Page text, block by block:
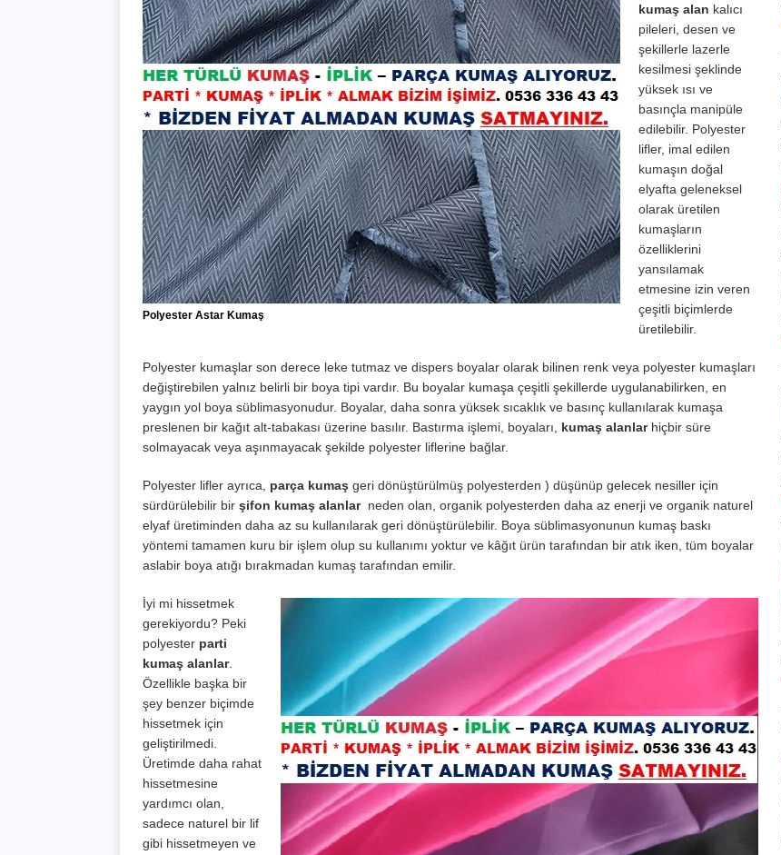
Polyester Astar Kumaş
kumaş alan kalıcı
pileleri, desen ve
şekillerle lazerle
kesilmesi şeklinde
yüksek ısı ve
basınçla manipüle
edilebilir. Polyester
lifler, imal edilen
kumaşın doğal
elyafta geleneksel
olarak üretilen
kumaşların
özelliklerini
yansılamak
etmesine izin veren
çeşitli biçimlerde
üretilebilir.
Polyester kumaşlar son derece leke tutmaz ve dispers boyalar olarak bilinen renk veya polyester kumaşları
değiştirebilen yalnız belirli bir boya tipi vardır. Bu boyalar kumaşa çeşitli şekillerde uygulanabilirken, en
yaygın yol boya süblimasyonudur. Boyalar, daha sonra yüksek sıcaklık ve basınç kullanılarak kumaşa
preslenen bir kağıt alt-tabakası üzerine basılır. Bastırma işlemi, boyaları, kumaş alanlarhiçbir süre
solmayacak veya aşınmayacak şekilde polyester liflerine bağlar.
Polyester lifler ayrıca, parça kumaş geri dönüştürülmüş polyesterden ) düşünüp gelecek nesiller için
sürdürülebilir bir şifon kumaş alanlarneden olan, organik polyesterden daha az enerji ve organik naturel
elyaf üretiminden daha az su kullanılarak geri dönüştürülebilir. Boya süblimasyonunun kumaş baskı
yöntemi tamamen kuru bir işlem olup su kullanımı yoktur ve kâğıt ürün tarafından bir atık iken, tüm boyalar
aslabir boya atığı bırakmadan kumaş tarafından emilir.
İyi mi hissetmek
gerekiyordu? Peki
polyester parti
kumaş alanlar.
Özellikle başka bir
şey benzer biçimde
hissetmek için
geliştirilmedi.
Üretimde daha rahat
hissetmesine
yardımcı olan,
sadece naturel bir lif
gibi hissetmeyen ve